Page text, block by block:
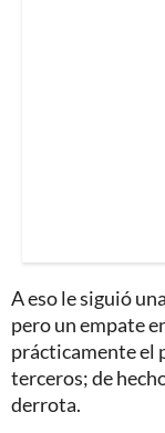
A eso le siguió
pero un empate
prácticamente el
terceros; de
derrota.